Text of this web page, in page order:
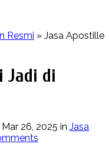
Resmi » Jasa Apostille
Jadi di
26, 2025 in Jasa